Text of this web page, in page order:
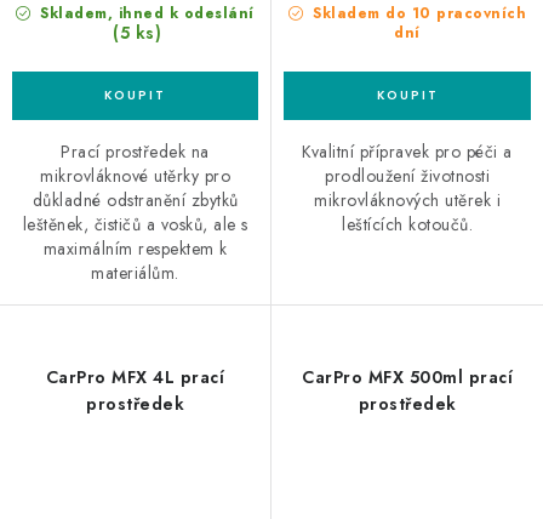
Skladem, ihned k odeslání
(5 ks)
Prací prostředek na
mikrovláknové utěrky pro
důkladné odstranění zbytků
leštěnek, čističů a vosků, ale s
maximálním respektem k
materiálům.
Skladem do 10 pracovních
dní
Kvalitní přípravek pro péči a
prodloužení životnosti
mikrovláknových utěrek i
leštících kotoučů.
CarPro MFX 4L prací
prostředek
CarPro MFX 500ml prací
prostředek